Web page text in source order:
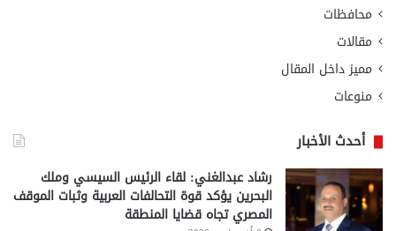
محافظات
مقالات
مميز داخل المقال
منوعات
أحدث الأخبار
رشاد عبدالغني: لقاء الرئيس السيسي وملك
البحرين يؤكد قوة التحالفات العربية وثبات الموقف
المصري تجاه قضايا المنطقة